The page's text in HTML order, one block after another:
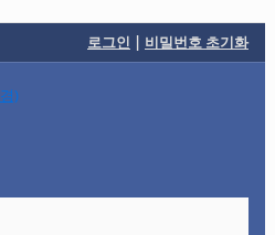
로그인 | 비밀번호 초기화